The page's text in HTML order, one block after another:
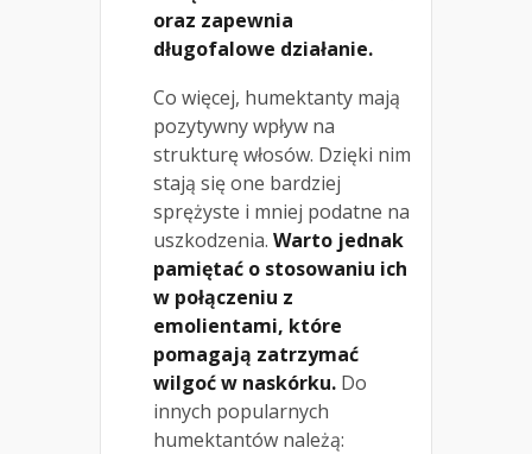
oraz zapewnia
długofalowe działanie.
Co więcej, humektanty mają
pozytywny wpływ na
strukturę włosów. Dzięki nim
stają się one bardziej
sprężyste i mniej podatne na
uszkodzenia. Warto jednak
pamiętać o stosowaniu ich
w połączeniu z
emolientami, które
pomagają zatrzymać
wilgoć w naskórku. Do
innych popularnych
humektantów należą: